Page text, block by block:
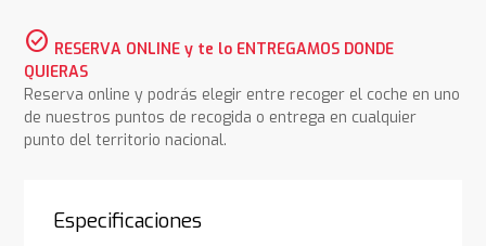
check_circle RESERVA ONLINE y te lo ENTREGAMOS DONDE
QUIERAS
Reserva online y podrás elegir entre recoger el coche en uno
de nuestros puntos de recogida o entrega en cualquier
punto del territorio nacional.
Especificaciones